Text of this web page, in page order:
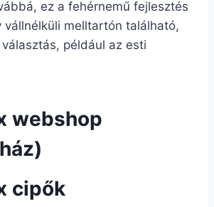
ez a fehérnemű fejlesztés
vállnélküli melltartón található,
például az esti
webshop
cipők